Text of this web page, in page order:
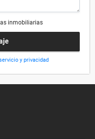
inmobiliarias
y privacidad